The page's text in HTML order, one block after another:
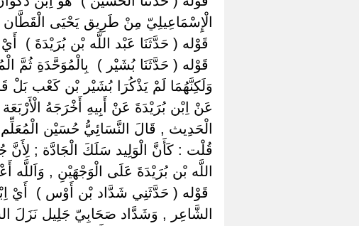
الْإِسْمَاعِيلِيّ مِنْ طَرِيق يَحْيَى
‏قَوْله ( حَدَّثَنَا عَبْد اللَّه بْن بُرَيْدَةَ )
‏قَوْله ( حَدَّثَنَا بُشَيْر ) ‏ ‏بِالْمُوَحَّدَةِ ثُمَّ
وَلَكِنَّهُمَا لَمْ يَذْكُرَا بُشَيْر بْن كَعْب بَلْ
عَنْ اِبْن بُرَيْدَةَ عَنْ أَبِيهِ أَخْرَجَهُ
الْحَدِيث , قَالَ النَّسَائِيُّ حُسَيْن الْمُعَلِّم
قُلْت : كَأَنَّ الْوَلِيد سَلَكَ الْجَادَّة ;
اللَّه بْن بُرَيْدَةَ عَلَى الْوَجْهَيْنِ , وَاَللَّه
‏قَوْله ( حَدَّثَنِي شَدَّاد بْن أَوْس ) ‏ ‏أَيْ
الشَّاعِر , وَشَدَّاد صَحَابِيّ جَلِيل نَزَلَ